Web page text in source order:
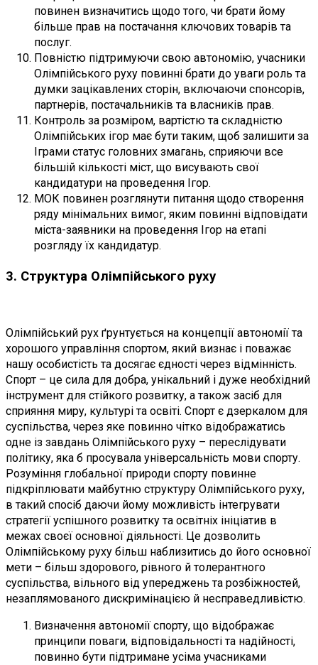
повинен визначитись щодо того, чи брати йому
більше прав на постачання ключових товарів та
послуг.
Повністю підтримуючи свою автономію, учасники
Олімпійського руху повинні брати до уваги роль та
думки зацікавлених сторін, включаючи спонсорів,
партнерів, постачальників та власників прав.
Контроль за розміром, вартістю та складністю
Олімпійських ігор має бути таким, щоб залишити за
Іграми статус головних змагань, сприяючи все
більшій кількості міст, що висувають свої
кандидатури на проведення Ігор.
МОК повинен розглянути питання щодо створення
ряду мінімальних вимог, яким повинні відповідати
міста-заявники на проведення Ігор на етапі
розгляду їх кандидатур.
3. Структура Олімпійського руху
Олімпійський рух ґрунтується на концепції автономії та
хорошого управління спортом, який визнає і поважає
нашу особистість та досягає єдності через відмінність.
Спорт – це сила для добра, унікальний і дуже необхідний
інструмент для стійкого розвитку, а також засіб для
сприяння миру, культурі та освіті. Спорт є дзеркалом для
суспільства, через яке повинно чітко відображатись
одне із завдань Олімпійського руху – переслідувати
політику, яка б просувала універсальність мови спорту.
Розуміння глобальної природи спорту повинне
підкріплювати майбутню структуру Олімпійського руху,
в такий спосіб даючи йому можливість інтегрувати
стратегії успішного розвитку та освітніх ініціатив в
межах своєї основної діяльності. Це дозволить
Олімпійському руху більш наблизитись до його основної
мети – більш здорового, рівного й толерантного
суспільства, вільного від упереджень та розбіжностей,
незаплямованого дискримінацією й несправедливістю.
Визначення автономії спорту, що відображає
принципи поваги, відповідальності та надійності,
повинно бути підтримане усіма учасниками